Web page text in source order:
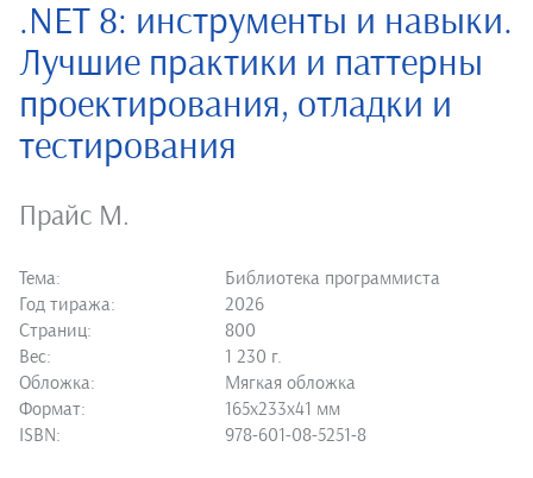
.NET 8: инструменты и навыки.
Лучшие практики и паттерны
проектирования, отладки и
тестирования
Прайс М.
Тема:
Библиотека программиста
Год тиража:
2026
Страниц:
800
Вес:
1 230 г.
Обложка:
Мягкая обложка
Формат:
165х233х41 мм
ISBN:
978-601-08-5251-8